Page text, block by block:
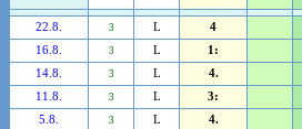
22.8. 3 L 4
16.8.
3 L 1:
14.8.
3 L 4.
11.8.
3 L 3:
5.8.
3 L 4.